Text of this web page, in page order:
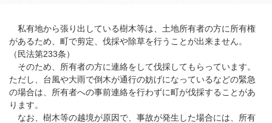
私有地から張り出している樹木等は、土地所有者の方に所有権
があるため、町で剪定、伐採や除草を行うことが出来ません。
（民法第233条）
そのため、所有者の方に連絡をして伐採してもらっています。
ただし、台風や大雨で倒木が通行の妨げになっているなどの緊急
の場合は、所有者への事前連絡を行わずに町が伐採することがあ
ります。
なお、樹木等の越境が原因で、事故が発生した場合には、所有